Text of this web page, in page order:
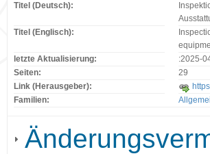
Titel (Deutsch):
Titel (Englisch):
letzte Aktualisierung:
:2025-
Seiten:
29
Link (Herausgeber):
Familien: